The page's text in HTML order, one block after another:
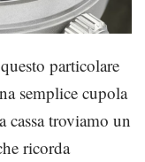
particolare
semplice cupola
troviamo un
ricorda